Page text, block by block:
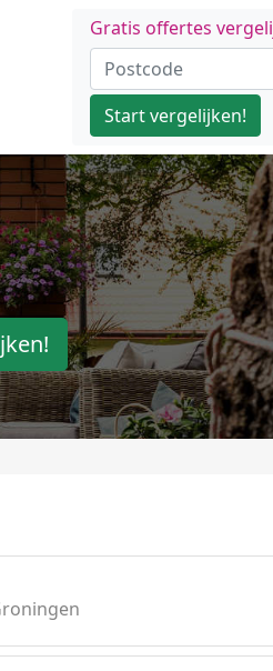
Gratis offertes
Start vergelijken!